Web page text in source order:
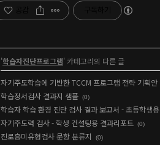
'학습자진단프로그램' 카테고리의 다른 글
자기주도학습에 기반한 TCCM 프로그램 전략 기획안
학습정서검사 결과지 샘플 (0)
학습자 학습 환경 진단 검사 결과 보고서 - 초등학생용
자기주도력 검사 - 학생 컨설팅용 결과리포트 (0)
진로흥미유형검사 문항 분류지 (0)